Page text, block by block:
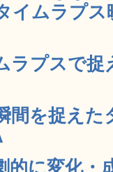
イムラプ
ラプスで
間を捉えた
的に変化・